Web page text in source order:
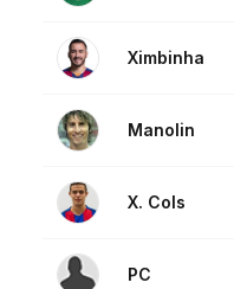
Ximbinha
Manolin
X. Cols
PC